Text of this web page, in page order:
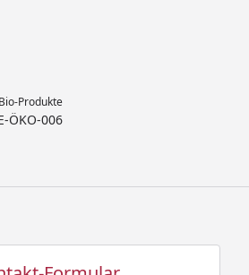
Produkte
ÖKO-006